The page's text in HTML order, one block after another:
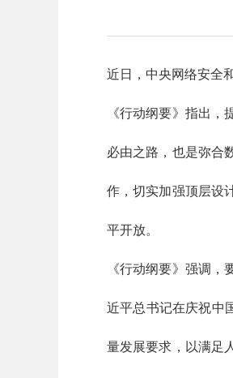
近日，中央网络安全
《行动纲要》指出
必由之路，也是弥合
作，切实加强顶层设
平开放。
《行动纲要》强调
近平总书记在庆祝中
量发展要求，以满足